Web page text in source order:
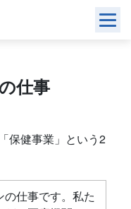
仕事
保健事業」という2
仕事です。私た